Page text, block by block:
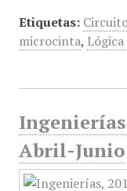
Etiquetas:
microcinta,
Abril-Junio